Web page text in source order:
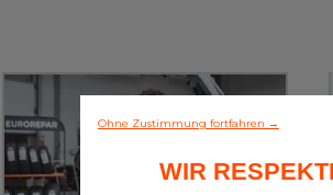
Ohne Zustimmung fortfahren →
WIR